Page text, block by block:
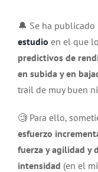
🔔 Se ha
estudio en el que
predictivos de
en subida y en
trail de muy buen
🧐 Para ello,
esfuerzo
fuerza y agilidad y
intensidad (en el